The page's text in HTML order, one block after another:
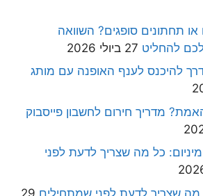
או תחתונים סופגים? השוואה
להחליט 27 ביולי 2026
להיכנס לענף האופנה עם מותג
מדריך חירום לחשבון פייסבוק
כל מה שצריך לדעת לפני
מה שצריך לדעת לפני שמתחילים 29